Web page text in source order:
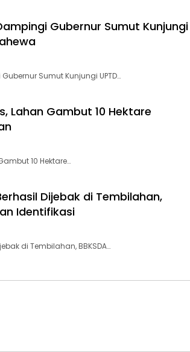
Gubernur Sumut Kunjungi
Sumut Kunjungi UPTD…
Lahan Gambut 10 Hektare
10 Hektare…
Dijebak di Tembilahan,
Identifikasi
di Tembilahan, BBKSDA…